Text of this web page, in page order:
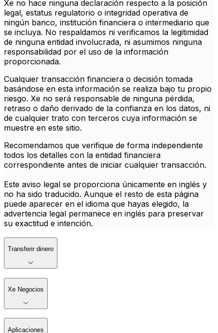
Xe no hace ninguna declaración respecto a la posición
legal, estatus regulatorio o integridad operativa de
ningún banco, institución financiera o intermediario que
se incluya. No respaldamos ni verificamos la legitimidad
de ninguna entidad involucrada, ni asumimos ninguna
responsabilidad por el uso de la información
proporcionada.
Cualquier transacción financiera o decisión tomada
basándose en esta información se realiza bajo tu propio
riesgo. Xe no será responsable de ninguna pérdida,
retraso o daño derivado de la confianza en los datos, ni
de cualquier trato con terceros cuya información se
muestre en este sitio.
Recomendamos que verifique de forma independiente
todos los detalles con la entidad financiera
correspondiente antes de iniciar cualquier transacción.
Este aviso legal se proporciona únicamente en inglés y
no ha sido traducido. Aunque el resto de esta página
puede aparecer en el idioma que hayas elegido, la
advertencia legal permanece en inglés para preservar
su exactitud e intención.
Transferir dinero
Xe Negocios
Aplicaciones